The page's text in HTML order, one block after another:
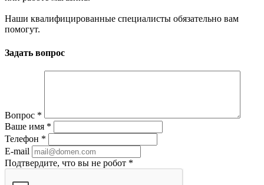
Наши квалифицированные специалисты обязательно вам
помогут.
Задать вопрос
Вопрос *
Ваше имя *
Телефон *
E-mail
Подтвердите, что вы не робот *